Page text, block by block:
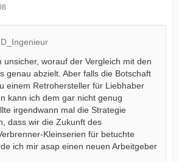
unsicher, worauf der Vergleich mit den
genau abzielt. Aber falls die Botschaft
einem Retrohersteller für Liebhaber
kann ich dem gar nicht genug
irgendwann mal die Strategie
dass wir die Zukunft des
Kleinserien für betuchte
ich mir asap einen neuen Arbeitgeber